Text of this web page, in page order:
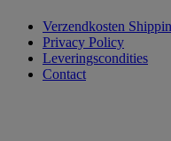
Verzendkosten
Privacy Policy
Leveringscondities
Contact